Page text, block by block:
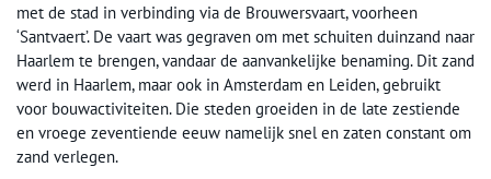
met de stad in verbinding via de Brouwersvaart, voorheen
‘Santvaert’. De vaart was gegraven om met schuiten duinzand naar
Haarlem te brengen, vandaar de aanvankelijke benaming. Dit zand
werd in Haarlem, maar ook in Amsterdam en Leiden, gebruikt
voor bouwactiviteiten. Die steden groeiden in de late zestiende
en vroege zeventiende eeuw namelijk snel en zaten constant om
zand verlegen.